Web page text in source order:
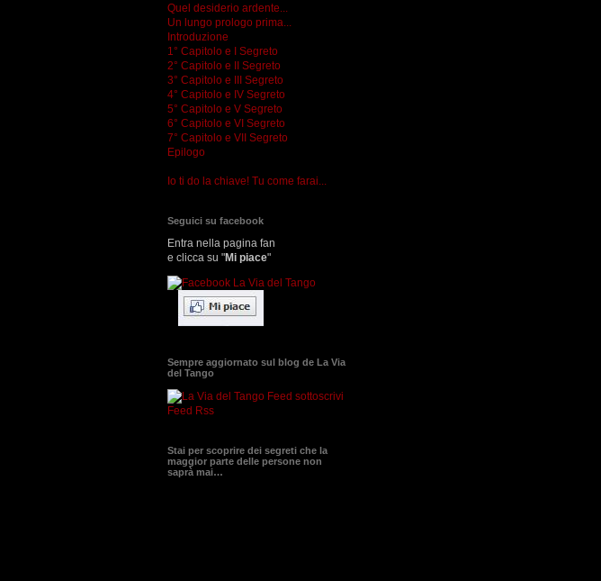
Quel desiderio ardente...
Un lungo prologo prima...
Introduzione
1° Capitolo e I Segreto
2° Capitolo e II Segreto
3° Capitolo e III Segreto
4° Capitolo e IV Segreto
5° Capitolo e V Segreto
6° Capitolo e VI Segreto
7° Capitolo e VII Segreto
Epilogo
Io ti do la chiave! Tu come farai...
Seguici su facebook
Entra nella pagina fan
e clicca su "Mi piace"
Sempre aggiornato sul blog de La Via
del Tango
sottoscrivi
Feed Rss
Stai per scoprire dei segreti che la
maggior parte delle persone non
saprà mai…